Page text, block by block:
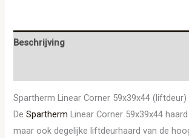
Beschrijving
Spartherm Linear Corner 59x39x44 (liftdeur)
DeSpartherm Linear Corner 59x39x44
maar ook degelijke liftdeurhaard van de